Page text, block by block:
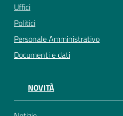
Uffici
Politici
Personale Amministrativo
Documenti e dati
NOVITÀ